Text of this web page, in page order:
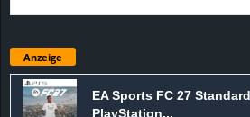
Anzeige
EA Sports FC 27
PlayStation...